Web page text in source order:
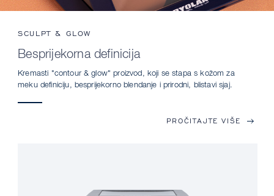
SCULPT & GLOW
Besprijekorna definicija
Kremasti "contour & glow" proizvod, koji se stapa s kožom za
meku definiciju, besprijekorno blendanje i prirodni, blistavi sjaj.
PROČITAJTE VIŠE